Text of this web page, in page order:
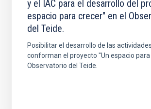
y el IAC para el desarrollo del
espacio para crecer" en el
del Teide.
Posibilitar el desarrollo de las
conforman el proyecto "Un espacio para
Observatorio del Teide.